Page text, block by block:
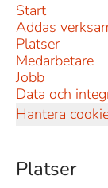
Start
Addas
Platser
Medarbetare
Jobb
Data och
Hantera
Platser